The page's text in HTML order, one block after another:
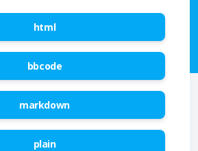
html
bbcode
markdown
plain